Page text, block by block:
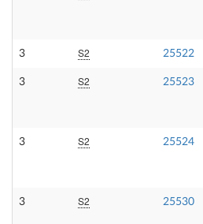
3 S2 25522
3 S2 25523
3 S2 25524
3 S2 25530